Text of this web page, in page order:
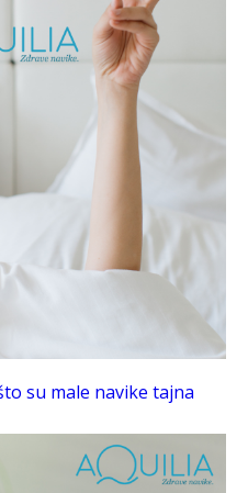
su male navike tajna